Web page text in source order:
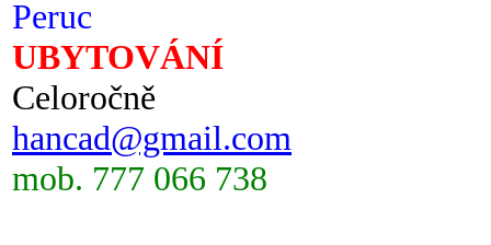
Peruc
UBYTOVÁNÍ
Celoročně
hancad@gmail.com
mob. 777 066 738